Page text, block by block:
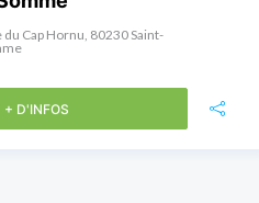
du Cap Hornu, 80230 Saint-
+ D'INFOS